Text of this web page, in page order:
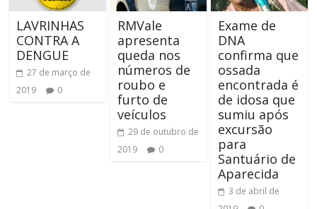
LAVRINHAS
CONTRA A
DENGUE
27 de março de
2019
0
RMVale
apresenta
queda nos
números de
roubo e
furto de
veículos
29 de outubro de
2019
0
Exame de
DNA
confirma que
ossada
encontrada é
de idosa que
sumiu após
excursão
para
Santuário de
Aparecida
3 de abril de